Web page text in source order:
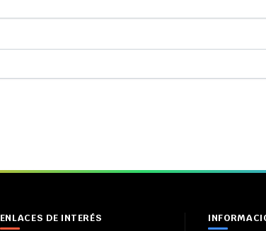
ENLACES DE INTERÉS